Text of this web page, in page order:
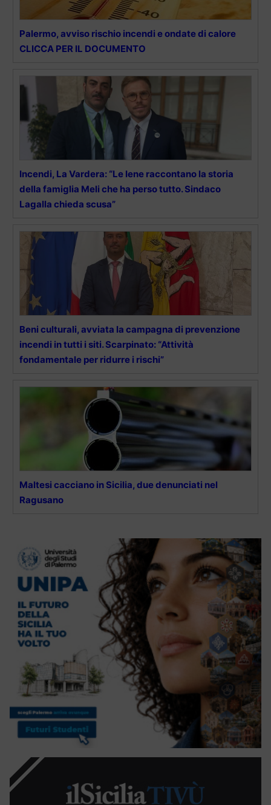
Palermo, avviso rischio incendi e ondate di calore
CLICCA PER IL DOCUMENTO
Incendi, La Vardera: “Le Iene raccontano la storia
della famiglia Meli che ha perso tutto. Sindaco
Lagalla chieda scusa”
Beni culturali, avviata la campagna di prevenzione
incendi in tutti i siti. Scarpinato: “Attività
fondamentale per ridurre i rischi”
Maltesi cacciano in Sicilia, due denunciati nel
Ragusano